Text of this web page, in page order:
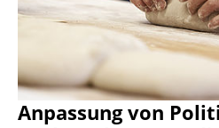
Anpassung von